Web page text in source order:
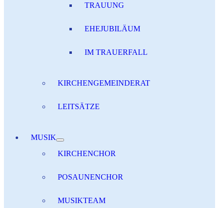
TRAUUNG
EHEJUBILÄUM
IM TRAUERFALL
KIRCHENGEMEINDERAT
LEITSÄTZE
MUSIK
KIRCHENCHOR
POSAUNENCHOR
MUSIKTEAM